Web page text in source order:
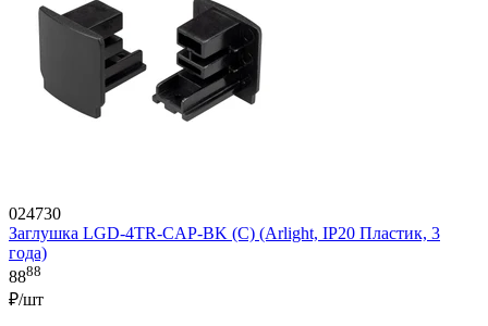
024730
Заглушка LGD-4TR-CAP-BK (C) (Arlight, IP20 Пластик, 3
года)
8888
₽/шт